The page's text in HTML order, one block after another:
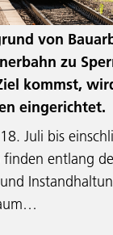
von
zu
kommst,
eingerichtet.
Juli bis
finden entlang